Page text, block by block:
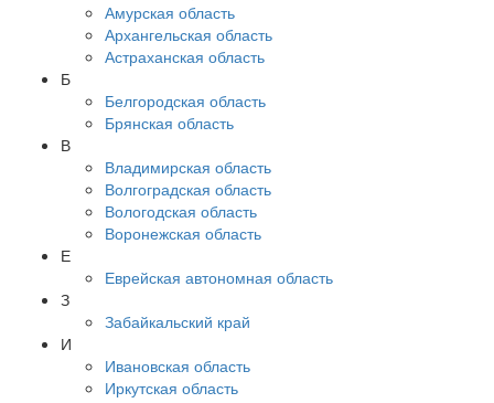
Амурская область
Архангельская область
Астраханская область
Б
Белгородская область
Брянская область
В
Владимирская область
Волгоградская область
Вологодская область
Воронежская область
Е
Еврейская автономная область
З
Забайкальский край
И
Ивановская область
Иркутская область